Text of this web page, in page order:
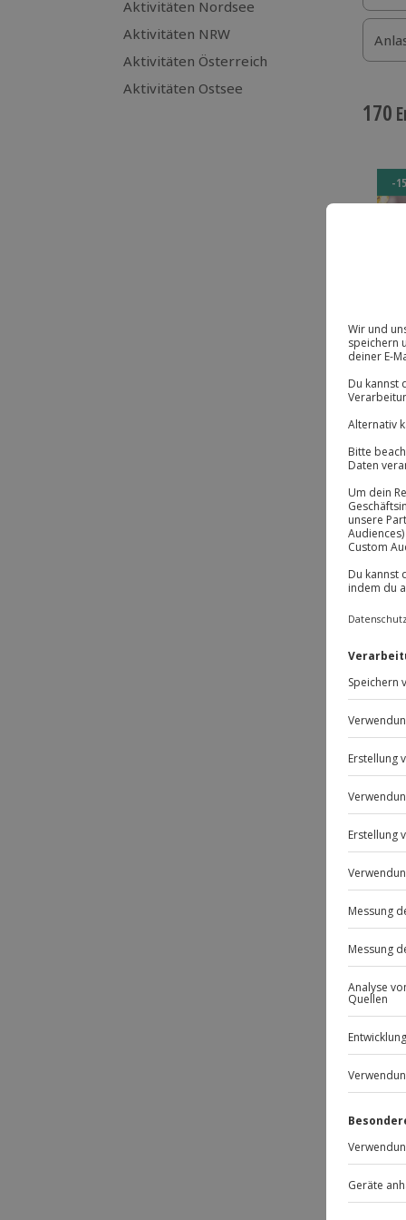
Aktivitäten Nordsee
Aktivitäten NRW
Aktivitäten Österreich
Aktivitäten Ostsee
170
-